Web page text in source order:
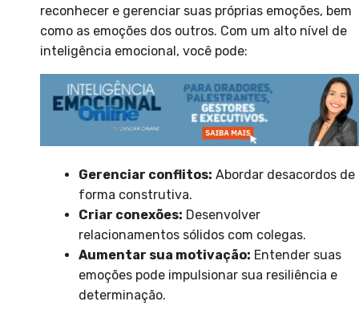
reconhecer e gerenciar suas próprias emoções, bem
como as emoções dos outros. Com um alto nível de
inteligência emocional, você pode:
Gerenciar conflitos: Abordar desacordos de
forma construtiva.
Criar conexões: Desenvolver
relacionamentos sólidos com colegas.
Aumentar sua motivação: Entender suas
emoções pode impulsionar sua resiliência e
determinação.